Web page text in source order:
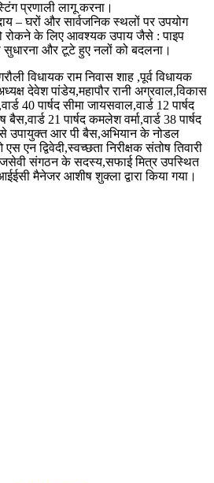
प्रणाली लागू करना।
– घरों और सार्वजनिक स्थलों पर उपयोग
रोकने के लिए आवश्यक उपाय जैसे : पाइप
और टूटे हुए नलों को बदलना।
विधायक राम निवास शाह ,पूर्व विधायक
देवेश पांडेय,महापौर रानी अग्रवाल,विकास
40 पार्षद सीमा जायसवाल,वार्ड 12 पार्षद
21 पार्षद कमलेश वर्मा,वार्ड 38 पार्षद
उपायुक्त आर पी बैस,अभियान के नोडल
एन द्विवेदी,स्वच्छता निरीक्षक संतोष तिवारी
संगठन के सदस्य,सफाई मित्र उपस्थित
मैनेजर आशीष शुक्ला द्वारा किया गया।